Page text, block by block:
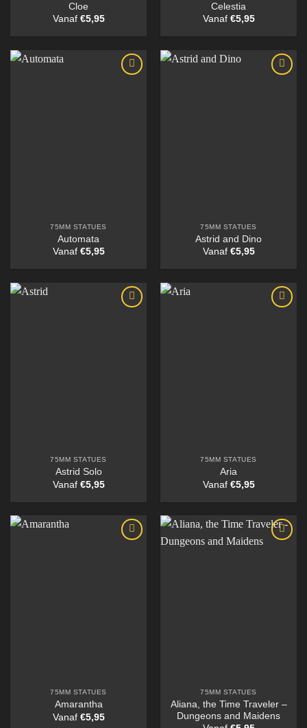
Cloe
Vanaf €5,95
Celestia
Vanaf €5,95
75MM STATUES
Automata
Vanaf €5,95
75MM STATUES
Astrid and Dino
Vanaf €5,95
75MM STATUES
Astrid Solo
Vanaf €5,95
75MM STATUES
Aria
Vanaf €5,95
75MM STATUES
Amarantha
Vanaf €5,95
75MM STATUES
Aliana, the Time Traveler –
Dungeons and Maidens